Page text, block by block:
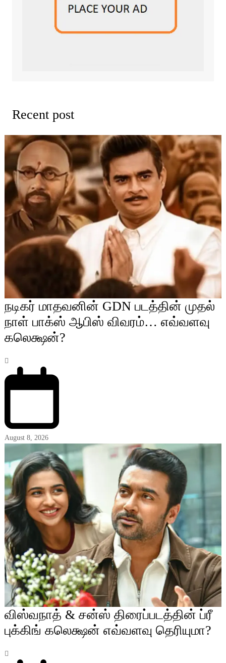
Recent post
நடிகர் மாதவனின் GDN படத்தின் முதல்
நாள் பாக்ஸ் ஆபிஸ் விவரம்… எவ்வளவு
கலெக்ஷன்?
August 8, 2026
விஸ்வநாத் & சன்ஸ் திரைப்படத்தின் ப்ரீ
புக்கிங் கலெக்ஷன் எவ்வளவு தெரியுமா?